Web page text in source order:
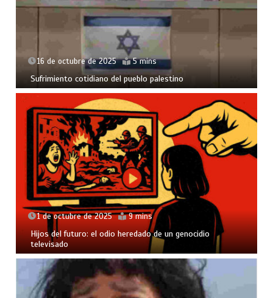
16 de octubre de 2025 5 mins
Sufrimiento cotidiano del pueblo palestino
1 de octubre de 2025 9 mins
Hijos del futuro: el odio heredado de un genocidio
televisado